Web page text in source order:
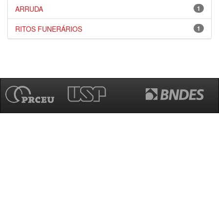
1
ARRUDA
1
RITOS FUNERÁRIOS